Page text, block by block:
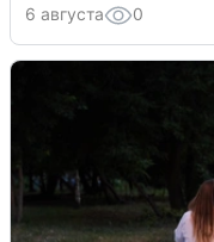
6 августа 0